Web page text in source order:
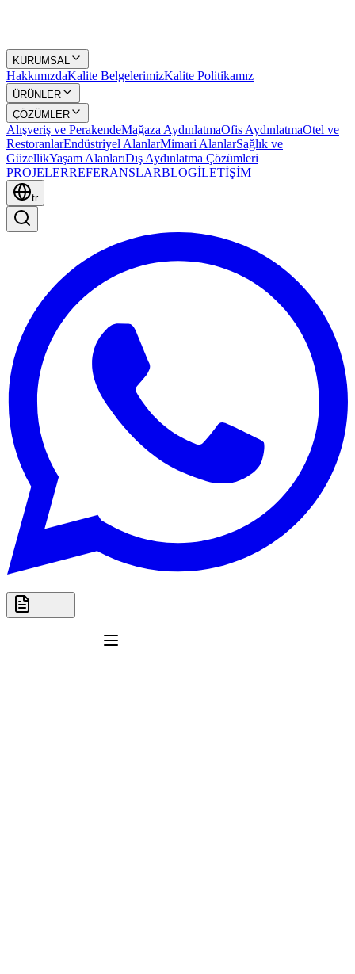
KURUMSAL
HakkımızdaKalite BelgelerimizKalite Politikamız
ÜRÜNLER
ÇÖZÜMLER
Alışveriş ve PerakendeMağaza AydınlatmaOfis AydınlatmaOtel ve
RestoranlarEndüstriyel AlanlarMimari AlanlarSağlık ve
GüzellikYaşam AlanlarıDış Aydınlatma Çözümleri
PROJELERREFERANSLARBLOGİLETİŞİM
tr